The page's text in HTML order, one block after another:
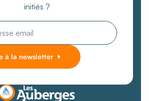
initiés ?
à la newsletter